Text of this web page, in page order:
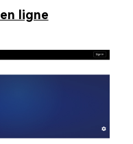
ligne